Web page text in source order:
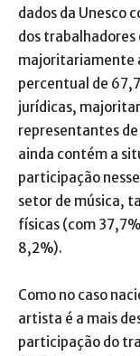
dados da Unesco
dos trabalhadores
majoritariamente
percentual de
jurídicas,
representantes
ainda contém a
participação
setor de música,
físicas (com
8,2%).
Como no caso
artista é a mais
participação do